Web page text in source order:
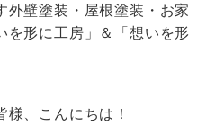
外壁塗装・屋根塗装・お家
を形に工房」＆「想いを形
、こんにちは！